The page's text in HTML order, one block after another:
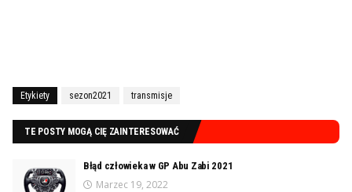
Etykiety sezon2021 transmisje
TE POSTY MOGĄ CIĘ ZAINTERESOWAĆ
Błąd człowieka w GP Abu Zabi 2021
Marzec 19, 2022